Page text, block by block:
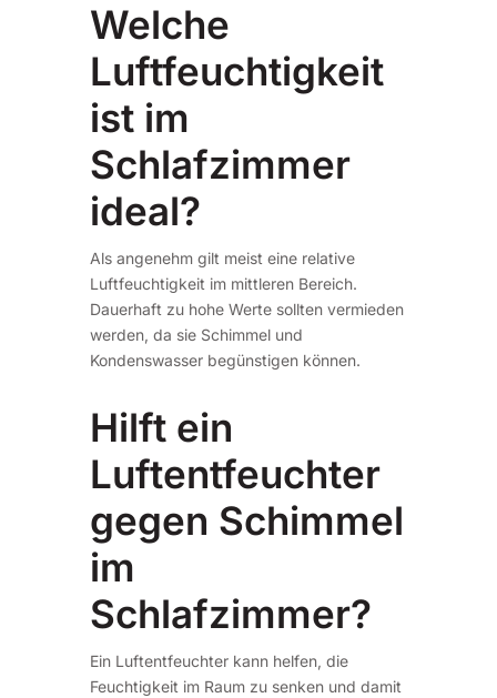
Welche
Luftfeuchtigkeit
ist im
Schlafzimmer
ideal?
Als angenehm gilt meist eine relative
Luftfeuchtigkeit im mittleren Bereich.
Dauerhaft zu hohe Werte sollten vermieden
werden, da sie Schimmel und
Kondenswasser begünstigen können.
Hilft ein
Luftentfeuchter
gegen Schimmel
im
Schlafzimmer?
Ein Luftentfeuchter kann helfen, die
Feuchtigkeit im Raum zu senken und damit